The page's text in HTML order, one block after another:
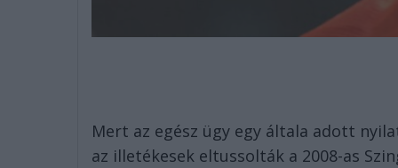
Mert az egész ügy egy általa adott
az illetékesek eltussolták a 2008-as